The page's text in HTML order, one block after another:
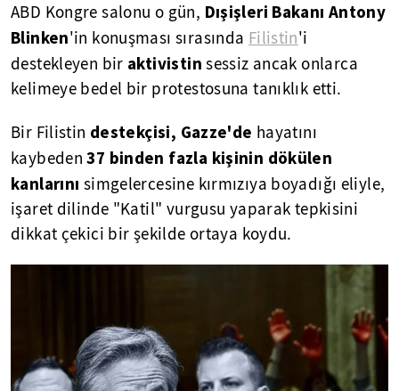
ABD Kongre salonu o gün, Dışişleri Bakanı Antony
Blinken'in konuşması sırasında Filistin'i
destekleyen bir aktivistinsessiz ancak onlarca
kelimeye bedel bir protestosuna tanıklık etti.
Bir Filistin destekçisi, Gazze'de hayatını
kaybeden37 binden fazla kişinin dökülen
kanlarını simgelercesine kırmızıya boyadığı eliyle,
işaret dilinde "Katil" vurgusu yaparak tepkisini
dikkat çekici bir şekilde ortaya koydu.